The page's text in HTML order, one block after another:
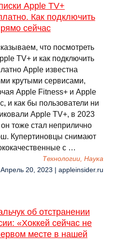
Apple TV+
Как подключить
сейчас
что посмотреть
TV+ и как подключить
Apple известна
крутыми сервисами,
Apple Fitness+ и Apple
и как бы пользователи ни
Apple TV+, в 2023
он тоже стал неприлично
Купертиновцы снимают
с …
Технологии, Наука
20, 2023 | appleinsider.ru
об отстранении
«Хоккей сейчас не
месте в нашей